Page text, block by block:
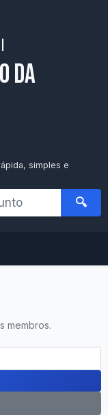
da
simples e
🔍
membros.